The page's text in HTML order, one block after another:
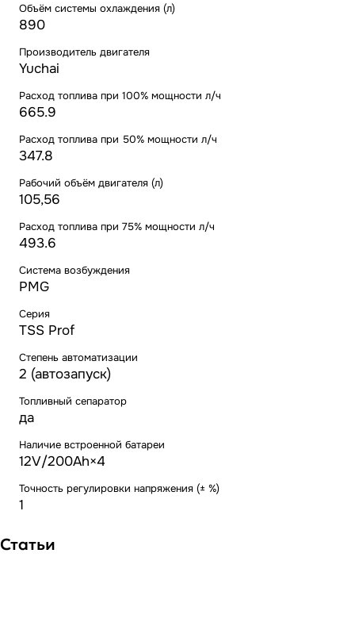
Объём системы охлаждения (л)
890
Производитель двигателя
Yuchai
Расход топлива при 100% мощности л/ч
665.9
Расход топлива при 50% мощности л/ч
347.8
Рабочий объём двигателя (л)
105,56
Расход топлива при 75% мощности л/ч
493.6
Система возбуждения
PMG
Серия
TSS Prof
Степень автоматизации
2 (автозапуск)
Топливный сепаратор
да
Наличие встроенной батареи
12V/200Ah×4
Точность регулировки напряжения (± %)
1
Статьи